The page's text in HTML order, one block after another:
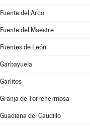
Fuente del Arco
Fuente del Maestre
Fuentes de León
Garbayuela
Garlitos
Granja de Torrehermosa
Guadiana del Caudillo